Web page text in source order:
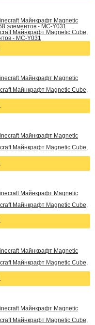
Майнкрафт Magnetic Cube,
- MC-Y031
Майнкрафт Magnetic Cube,
Майнкрафт Magnetic Cube,
Майнкрафт Magnetic Cube,
Майнкрафт Magnetic Cube,
Майнкрафт Magnetic Cube,